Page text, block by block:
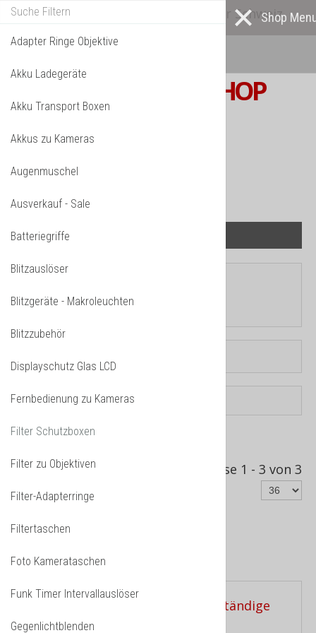
Alle* Artikel ab eigenem Lager in der Schweiz
lieferbar! *
Mehr darüber...
S W I S S PHOTOSHOP
IHR WARENKORB IST NOCH LEER.
Schutzboxen
Sortiert nach
Ergebnisse 1 - 3 von 3
Filter Schutzboxen
Adapter Ringe Objektive
Akku Ladegeräte
Akku Transport Boxen
Akkus zu Kameras
Augenmuschel
Ausverkauf - Sale
Batteriegriffe
Blitzauslöser
Blitzgeräte - Makroleuchten
Blitzzubehör
Displayschutz Glas LCD
Fernbedienung zu Kameras
Filter Schutzboxen
Filter zu Objektiven
Filter-Adapterringe
Filtertaschen
Foto Kamerataschen
Funk Timer Intervallauslöser
Gegenlichtblenden